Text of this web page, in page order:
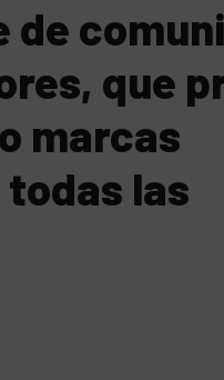
de
que
marcas
las